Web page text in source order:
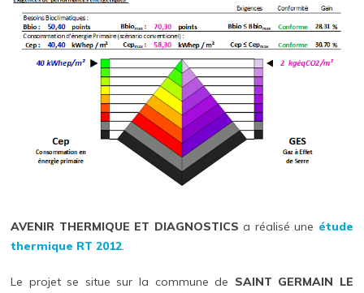
AVENIR THERMIQUE ET DIAGNOSTICS a réalisé une étude
thermique RT 2012.
Le projet se situe sur la commune de SAINT GERMAIN LE